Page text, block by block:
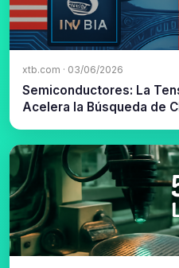
xtb.com · 03/06/2026
Semiconductores: La
Acelera la Búsqueda de